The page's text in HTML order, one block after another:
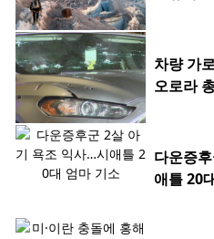
차량 가
오로라
다운증
애틀 20